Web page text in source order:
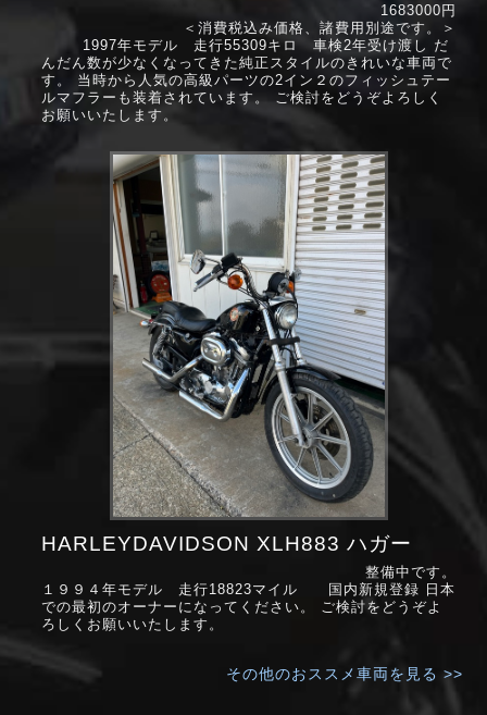
1683000円
＜消費税込み価格、諸費用別途です。＞
1997年モデル 走行55309キロ 車検2年受け渡し だ
んだん数が少なくなってきた純正スタイルのきれいな車両で
す。 当時から人気の高級パーツの2イン２のフィッシュテー
ルマフラーも装着されています。 ご検討をどうぞよろしく
お願いいたします。
HARLEYDAVIDSON XLH883 ハガー
整備中です。
１９９４年モデル 走行18823マイル 国内新規登録 日本
での最初のオーナーになってください。 ご検討をどうぞよ
ろしくお願いいたします。
その他のおススメ車両を見る >>